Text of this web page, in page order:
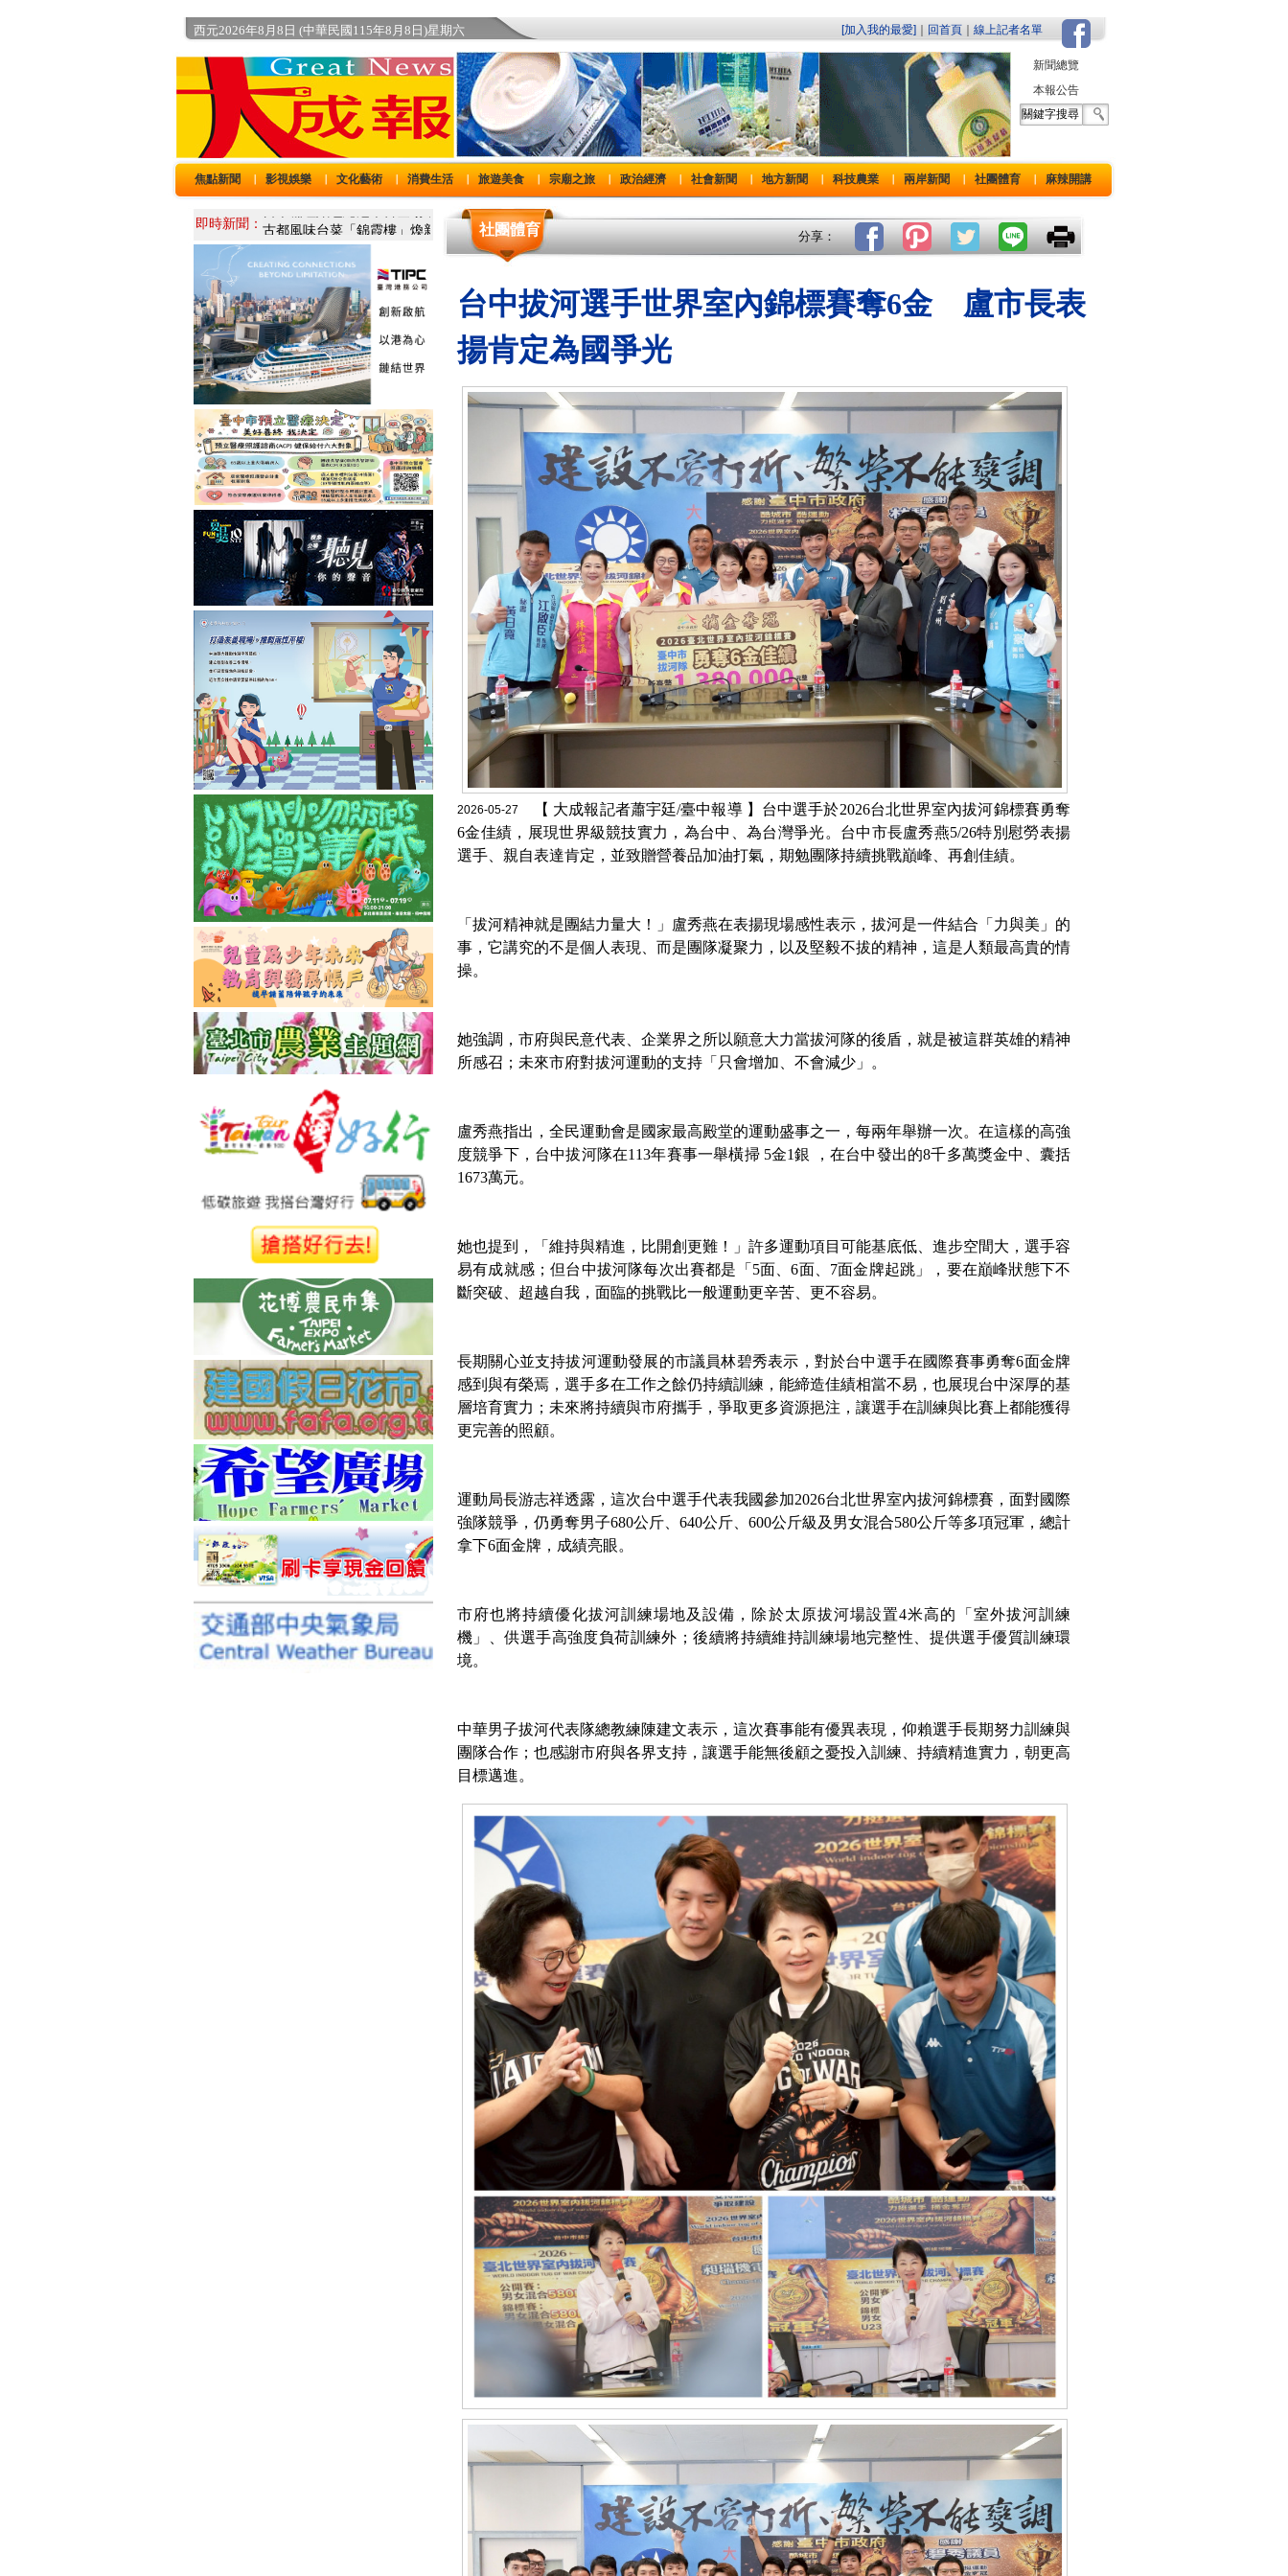
西元2026年8月8日 (中華民國115年8月8日)星期六 [加入我的最愛] 回首頁 線上記者名單
新聞總覽
本報公告
焦點新聞 影視娛樂 文化藝術 消費生活 旅遊美食 宗廟之旅 政治經濟 社會新聞 地方新聞 科技農業 兩岸新聞 社團體育 麻辣開講
即時新聞： 社團體育 分享：
台中拔河選手世界室內錦標賽奪6金 盧市長表
揚肯定為國爭光
2026-05-27
【 大成報記者蕭宇廷/臺中報導 】台中選手於2026台北世界室內拔河錦標賽勇奪
6金佳績，展現世界級競技實力，為台中、為台灣爭光。台中市長盧秀燕5/26特別慰勞表揚
選手、親自表達肯定，並致贈營養品加油打氣，期勉團隊持續挑戰巔峰、再創佳績。
「拔河精神就是團結力量大！」盧秀燕在表揚現場感性表示，拔河是一件結合「力與美」的
事，它講究的不是個人表現、而是團隊凝聚力，以及堅毅不拔的精神，這是人類最高貴的情
操。
她強調，市府與民意代表、企業界之所以願意大力當拔河隊的後盾，就是被這群英雄的精神
所感召；未來市府對拔河運動的支持「只會增加、不會減少」。
盧秀燕指出，全民運動會是國家最高殿堂的運動盛事之一，每兩年舉辦一次。在這樣的高強
度競爭下，台中拔河隊在113年賽事一舉橫掃 5金1銀 ，在台中發出的8千多萬獎金中、囊括
1673萬元。
她也提到，「維持與精進，比開創更難！」許多運動項目可能基底低、進步空間大，選手容
易有成就感；但台中拔河隊每次出賽都是「5面、6面、7面金牌起跳」，要在巔峰狀態下不
斷突破、超越自我，面臨的挑戰比一般運動更辛苦、更不容易。
長期關心並支持拔河運動發展的市議員林碧秀表示，對於台中選手在國際賽事勇奪6面金牌
感到與有榮焉，選手多在工作之餘仍持續訓練，能締造佳績相當不易，也展現台中深厚的基
層培育實力；未來將持續與市府攜手，爭取更多資源挹注，讓選手在訓練與比賽上都能獲得
更完善的照顧。
運動局長游志祥透露，這次台中選手代表我國參加2026台北世界室內拔河錦標賽，面對國際
強隊競爭，仍勇奪男子680公斤、640公斤、600公斤級及男女混合580公斤等多項冠軍，總計
拿下6面金牌，成績亮眼。
市府也將持續優化拔河訓練場地及設備，除於太原拔河場設置4米高的「室外拔河訓練
機」、供選手高強度負荷訓練外；後續將持續維持訓練場地完整性、提供選手優質訓練環
境。
中華男子拔河代表隊總教練陳建文表示，這次賽事能有優異表現，仰賴選手長期努力訓練與
團隊合作；也感謝市府與各界支持，讓選手能無後顧之憂投入訓練、持續精進實力，朝更高
目標邁進。